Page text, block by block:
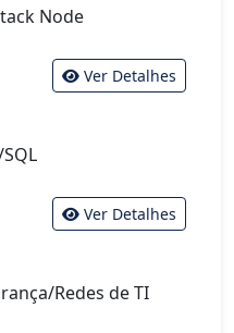
Node
Ver Detalhes
Ver Detalhes
Redes de TI